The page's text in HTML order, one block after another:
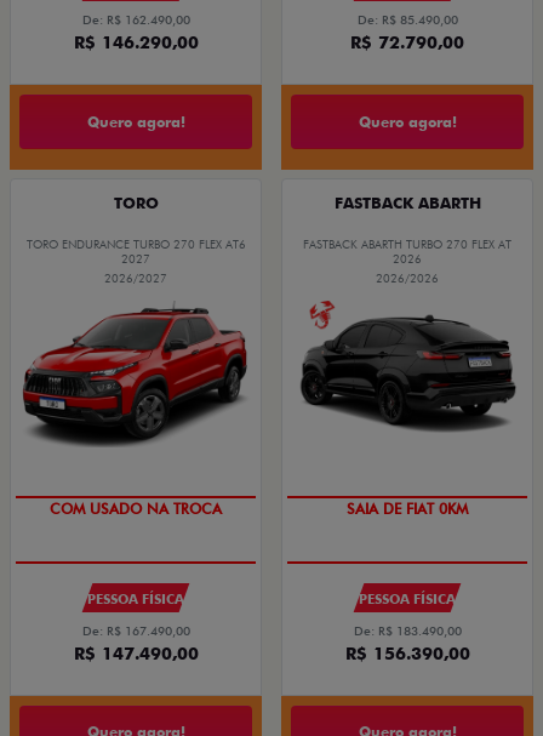
De: R$ 162.490,00
R$ 146.290,00
Quero agora!
De: R$ 85.490,00
R$ 72.790,00
Quero agora!
TORO
TORO ENDURANCE TURBO 270 FLEX AT6
2027
2026/2027
COM USADO NA TROCA
PESSOA FÍSICA
De: R$ 167.490,00
R$ 147.490,00
Quero agora!
FASTBACK ABARTH
FASTBACK ABARTH TURBO 270 FLEX AT
2026
2026/2026
SAIA DE FIAT 0KM
PESSOA FÍSICA
De: R$ 183.490,00
R$ 156.390,00
Quero agora!